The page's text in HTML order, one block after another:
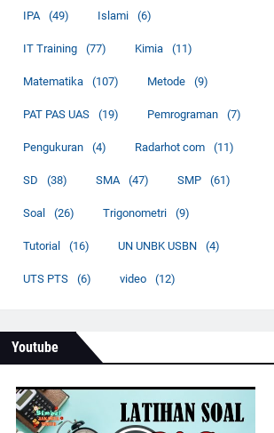
IPA (49) Islami (6)
IT Training (77) Kimia (11)
Matematika (107) Metode (9)
PAT PAS UAS (19) Pemrograman (7)
Pengukuran (4) Radarhot com (11)
SD (38) SMA (47) SMP (61)
Soal (26) Trigonometri (9)
Tutorial (16) UN UNBK USBN (4)
UTS PTS (6) video (12)
Youtube